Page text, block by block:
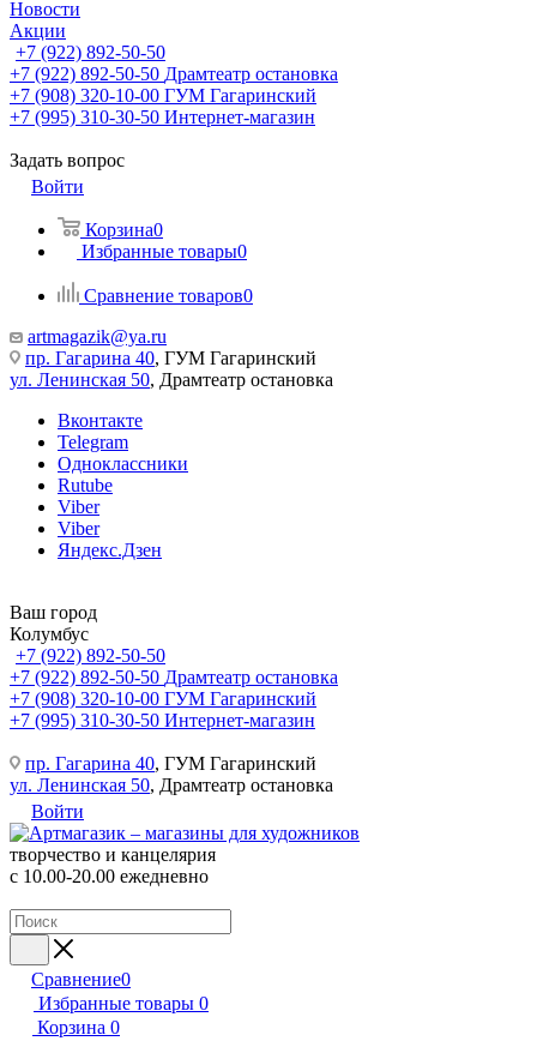
Новости
Акции
+7 (922) 892-50-50
+7 (922) 892-50-50 Драмтеатр остановка
+7 (908) 320-10-00 ГУМ Гагаринский
+7 (995) 310-30-50 Интернет-магазин
Задать вопрос
Войти
Корзина0
Избранные товары0
Сравнение товаров0
artmagazik@ya.ru
пр. Гагарина 40, ГУМ Гагаринский
ул. Ленинская 50, Драмтеатр остановка
Вконтакте
Telegram
Одноклассники
Rutube
Viber
Viber
Яндекс.Дзен
Ваш город
Колумбус
+7 (922) 892-50-50
+7 (922) 892-50-50 Драмтеатр остановка
+7 (908) 320-10-00 ГУМ Гагаринский
+7 (995) 310-30-50 Интернет-магазин
пр. Гагарина 40, ГУМ Гагаринский
ул. Ленинская 50, Драмтеатр остановка
Войти
творчество и канцелярия
с 10.00-20.00 ежедневно
Сравнение0
Избранные товары 0
Корзина 0